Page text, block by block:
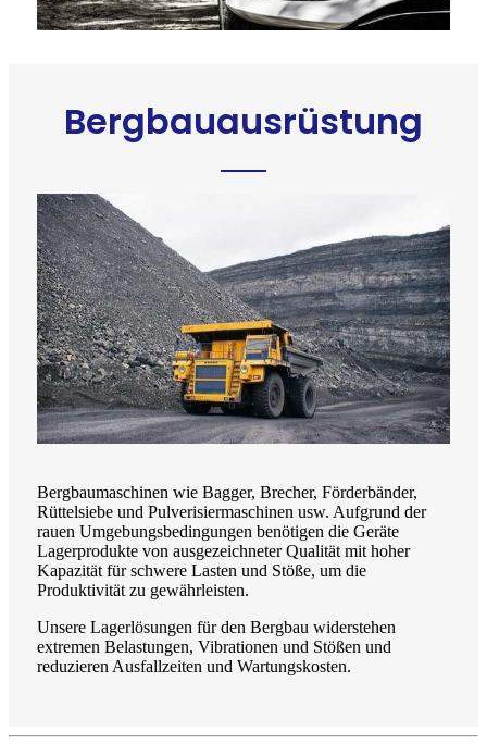
Bergbauausrüstung
Bergbaumaschinen wie Bagger, Brecher, Förderbänder,
Rüttelsiebe und Pulverisiermaschinen usw. Aufgrund der
rauen Umgebungsbedingungen benötigen die Geräte
Lagerprodukte von ausgezeichneter Qualität mit hoher
Kapazität für schwere Lasten und Stöße, um die
Produktivität zu gewährleisten.
Unsere Lagerlösungen für den Bergbau widerstehen
extremen Belastungen, Vibrationen und Stößen und
reduzieren Ausfallzeiten und Wartungskosten.